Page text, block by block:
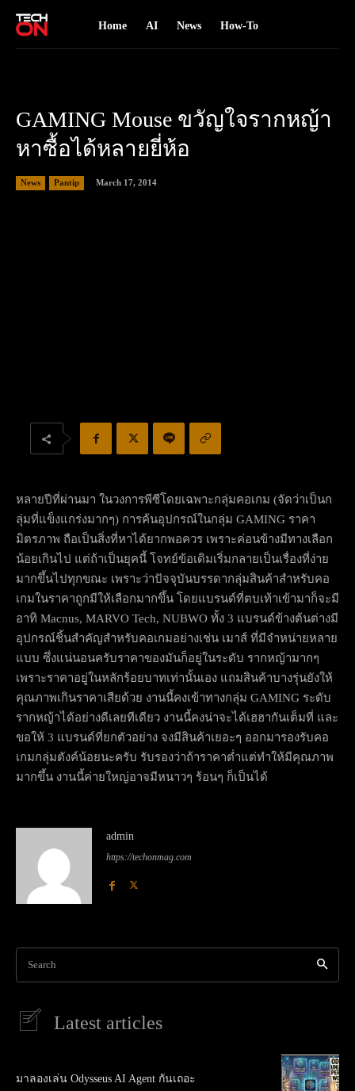
Home AI News How-To
GAMING Mouse ขวัญใจรากหญ้า
หาซื้อได้หลายยี่ห้อ
News Pantip March 17, 2014
หลายปีที่ผ่านมา ในวงการพีซีโดยเฉพาะกลุ่มคอเกม (จัดว่าเป็นก
ลุ่มที่แข็งแกร่งมากๆ) การค้นอุปกรณ์ในกลุ่ม GAMING ราคา
มิตรภาพ ถือเป็นสิ่งที่หาได้ยากพอควร เพราะค่อนข้างมีทางเลือก
น้อยเกินไป แต่ถ้าเป็นยุคนี้ โจทย์ข้อเดิมเริ่มกลายเป็นเรื่องที่ง่าย
มากขึ้นไปทุกขณะ เพราะว่าปัจจุบันบรรดากลุ่มสินค้าสำหรับคอ
เกมในราคาถูกมีให้เลือกมากขึ้น โดยแบรนด์ที่ตบเท้าเข้ามาก็จะมี
อาทิ Macnus, MARVO Tech, NUBWO ทั้ง 3 แบรนด์ข้างต้นต่างมี
อุปกรณ์ชิ้นสำคัญสำหรับคอเกมอย่างเช่น เมาส์ ที่มีจำหน่ายหลาย
แบบ ซึ่งแน่นอนครับราคาของมันก็อยู่ในระดับ รากหญ้ามากๆ
เพราะราคาอยู่ในหลักร้อยบาทเท่านั้นเอง แถมสินค้าบางรุ่นยังให้
คุณภาพเกินราคาเสียด้วย งานนี้คงเข้าทางกลุ่ม GAMING ระดับ
รากหญ้าได้อย่างดีเลยทีเดียว งานนี้คงน่าจะได้เฮฮากันเต็มที่ และ
ขอให้ 3 แบรนด์ที่ยกตัวอย่าง จงมีสินค้าเยอะๆ ออกมารองรับคอ
เกมกลุ่มตังค์น้อยนะครับ รับรองว่าถ้าราคาต่ำแต่ทำให้มีคุณภาพ
มากขึ้น งานนี้ค่ายใหญ่อาจมีหนาวๆ ร้อนๆ ก็เป็นได้
admin
https://techonmag.com
Search
Latest articles
มาลองเล่น Odysseus AI Agent กันเถอะ